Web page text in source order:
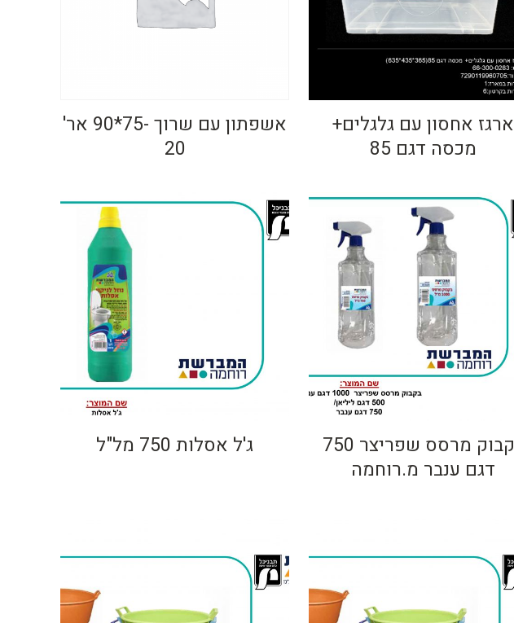
ארגז אחסון עם גלגלים+
מכסה דגם 85
אשפתון עם שרוך -75*90 אר'
20
בקבוק מרסס שפריצר 750
דגם ענבר מ.רוחמה
ג'ל אסלות 750 מל"ל